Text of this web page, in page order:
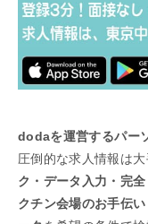
dodaを運営するパー
圧倒的な求人情報は
ク・データ入力・完
クチン会場のお手伝